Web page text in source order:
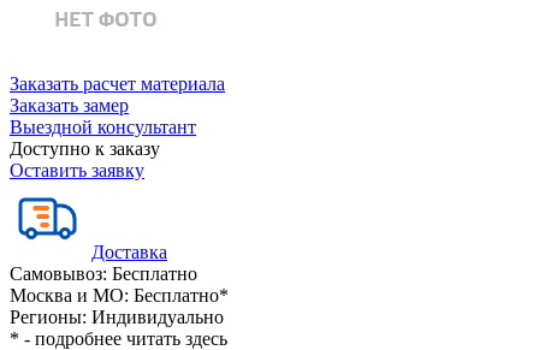
Заказать расчет материала
Заказать замер
Выездной консультант
Доступно к заказу
Оставить заявку
Доставка
Самовывоз: Бесплатно
Москва и МО: Бесплатно*
Регионы: Индивидуально
* - подробнее читать здесь